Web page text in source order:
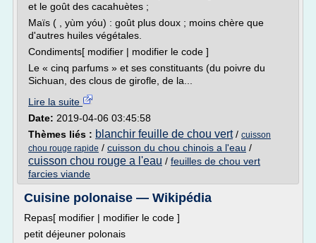
et le goût des cacahuètes ;
Maïs ( , yùm yóu) : goût plus doux ; moins chère que
d'autres huiles végétales.
Condiments[ modifier | modifier le code ]
Le « cinq parfums » et ses constituants (du poivre du
Sichuan, des clous de girofle, de la...
Lire la suite
Date: 2019-04-06 03:45:58
Thèmes liés : blanchir feuille de chou vert/ cuisson
chou rouge rapide / cuisson du chou chinois a l'eau /
cuisson chou rouge a l'eau / feuilles de chou vert
farcies viande
Cuisine polonaise — Wikipédia
Repas[ modifier | modifier le code ]
petit déjeuner polonais